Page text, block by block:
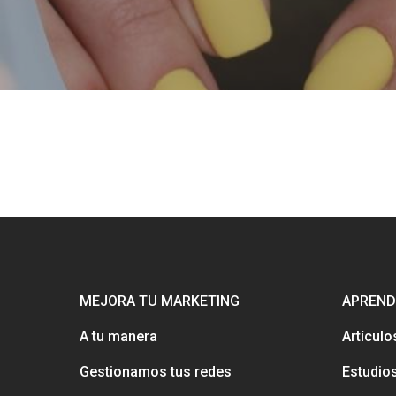
MEJORA TU MARKETING
A tu manera
Gestionamos tus redes